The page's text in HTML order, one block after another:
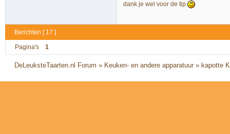
dank je wel voor de tip
Berichten [ 17 ]
Pagina's 1
DeLeuksteTaarten.nl Forum » Keuken- en andere apparatuur » kapotte